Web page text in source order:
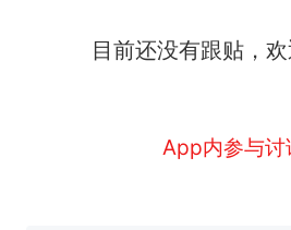
目前还没有跟贴，
App内参与讨